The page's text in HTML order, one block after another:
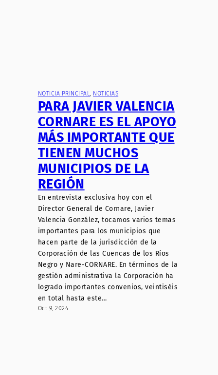
NOTICIA PRINCIPAL, NOTICIAS
PARA JAVIER VALENCIA
CORNARE ES EL APOYO
MÁS IMPORTANTE QUE
TIENEN MUCHOS
MUNICIPIOS DE LA
REGIÓN
En entrevista exclusiva hoy con el
Director General de Cornare, Javier
Valencia González, tocamos varios temas
importantes para los municipios que
hacen parte de la jurisdicción de la
Corporación de las Cuencas de los Ríos
Negro y Nare-CORNARE. En términos de la
gestión administrativa la Corporación ha
logrado importantes convenios, veintiséis
en total hasta este…
Oct 9, 2024